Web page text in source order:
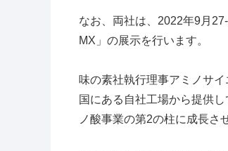
なお、両社は、 2022年9月
MX」の展示を行います。
味の素社執行理事アミノサ
国にある自社工場から提供し
ノ酸事業の第2の柱に成長さ